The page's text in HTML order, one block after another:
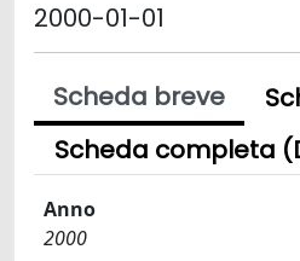
2000-01-01
Scheda breve
Scheda completa
Anno
2000